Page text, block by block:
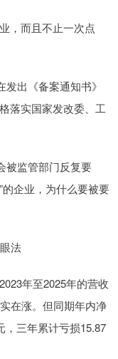
，而且不止一次点
出《备案通知书》
落实国家发改委、工
监管部门反复要
的企业，为什么要被要
法
年至2025年的营收
在涨。但同期年内净
，三年累计亏损15.87